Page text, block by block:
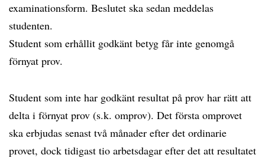
examinationsform. Beslutet ska sedan meddelas
studenten.
Student som erhållit godkänt betyg får inte genomgå
förnyat prov.
Student som inte har godkänt resultat på prov har rätt att
delta i förnyat prov (s.k. omprov). Det första omprovet
ska erbjudas senast två månader efter det ordinarie
provet, dock tidigast tio arbetsdagar efter det att resultatet